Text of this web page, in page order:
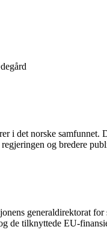
i det norske
og bredere
generaldirektorat
de tilknyttede EU-